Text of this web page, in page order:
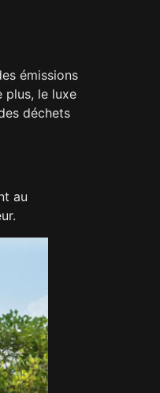
émissions
plus, le luxe
déchets
au